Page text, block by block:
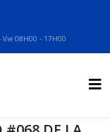
Vie 08H00 - 17H00